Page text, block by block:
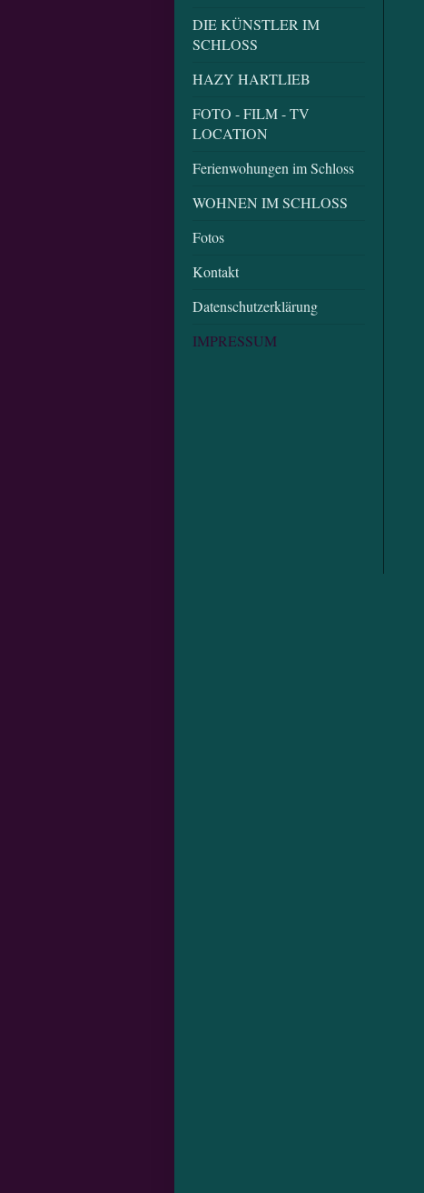
DIE KÜNSTLER IM
SCHLOSS
HAZY HARTLIEB
FOTO - FILM - TV
LOCATION
Ferienwohungen im Schloss
WOHNEN IM SCHLOSS
Fotos
Kontakt
Datenschutzerklärung
IMPRESSUM